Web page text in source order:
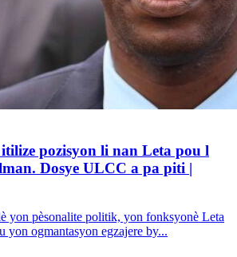
pozisyon li nan Leta pou l
Dosye ULCC a pa piti |
yon pèsonalite politik, yon fonksyonè Leta
yon ogmantasyon egzajere by...